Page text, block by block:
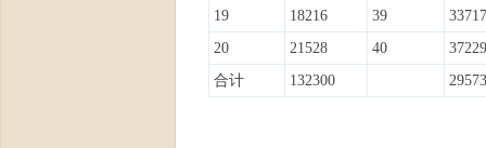
19
18216 39
20
21528 40
合计
132300